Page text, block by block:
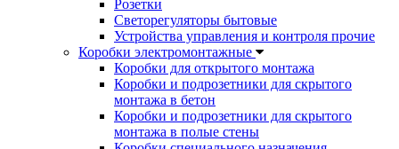
Розетки
Светорегуляторы бытовые
Устройства управления и контроля прочие
Коробки электромонтажные
Коробки для открытого монтажа
Коробки и подрозетники для скрытого
монтажа в бетон
Коробки и подрозетники для скрытого
монтажа в полые стены